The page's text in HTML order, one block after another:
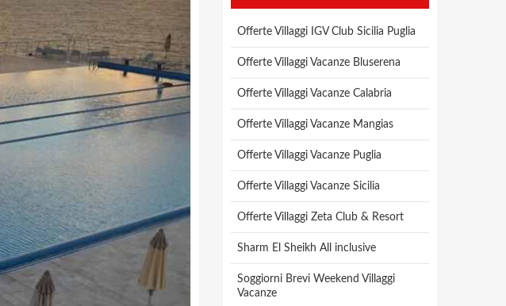
Offerte Villaggi IGV Club Sicilia Puglia
Offerte Villaggi Vacanze Bluserena
Offerte Villaggi Vacanze Calabria
Offerte Villaggi Vacanze Mangias
Offerte Villaggi Vacanze Puglia
Offerte Villaggi Vacanze Sicilia
Offerte Villaggi Zeta Club & Resort
Sharm El Sheikh All inclusive
Soggiorni Brevi Weekend Villaggi
Vacanze